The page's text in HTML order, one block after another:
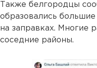
Также белгородцы
образовались
на заправках. Многие
соседние районы.